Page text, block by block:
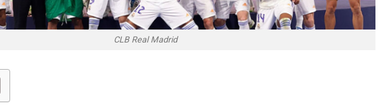
CLB Real Madrid